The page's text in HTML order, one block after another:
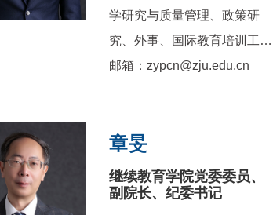
学研究与质量管理、政策研
究、外事、国际教育培训工
作。
邮箱：zypcn@zju.edu.cn
章旻
继续教育学院党委委员、
副院长、纪委书记